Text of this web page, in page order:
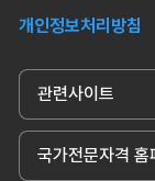
개인정보처리방침
관련사이트
국가전문자격 홈